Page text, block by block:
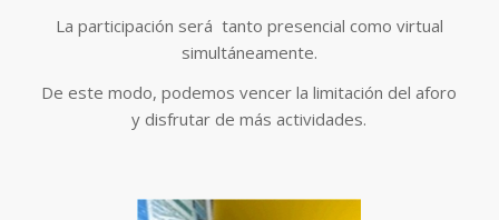
La participación será tanto presencial como virtual
simultáneamente.
De este modo, podemos vencer la limitación del aforo
y disfrutar de más actividades.